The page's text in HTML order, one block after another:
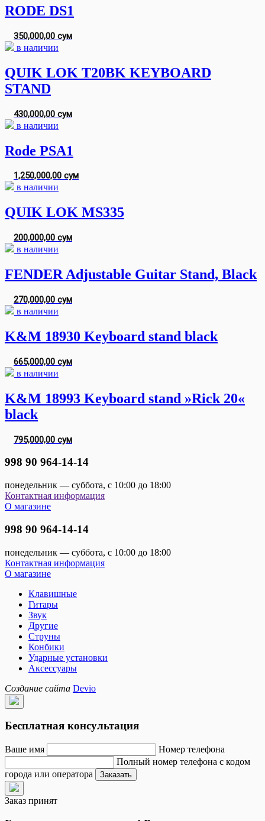
RODE DS1
350,000,00 сум
в наличии
QUIK LOK T20BK KEYBOARD
STAND
430,000,00 сум
в наличии
Rode PSA1
1,250,000,00 сум
в наличии
QUIK LOK MS335
200,000,00 сум
в наличии
FENDER Adjustable Guitar Stand, Black
270,000,00 сум
в наличии
K&M 18930 Keyboard stand black
665,000,00 сум
в наличии
K&M 18993 Keyboard stand »Rick 20«
black
795,000,00 сум
998 90 964-14-14
понедельник — суббота, с 10:00 до 18:00
Контактная информация
О магазине
998 90 964-14-14
понедельник — суббота, с 10:00 до 18:00
Контактная информация
О магазине
Клавишные
Гитары
Звук
Другие
Струны
Конбики
Ударные установки
Аксессуары
Создание сайта Devio
Бесплатная консультация
Ваше имя
Номер телефона
Полный номер телефона с кодом
города или оператора
Заказать
Заказ принят